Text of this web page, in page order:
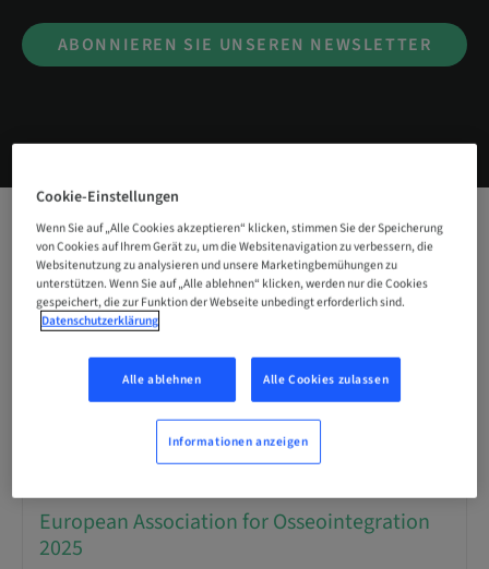
ABONNIEREN SIE UNSEREN NEWSLETTER
European Association for Osseointegration
2025
Cookie-Einstellungen
Wenn Sie auf „Alle Cookies akzeptieren“ klicken, stimmen Sie der Speicherung
von Cookies auf Ihrem Gerät zu, um die Websitenavigation zu verbessern, die
Websitenutzung zu analysieren und unsere Marketingbemühungen zu
unterstützen. Wenn Sie auf „Alle ablehnen“ klicken, werden nur die Cookies
gespeichert, die zur Funktion der Webseite unbedingt erforderlich sind.
Datenschutzerklärung
Alle ablehnen Alle Cookies zulassen
Informationen anzeigen